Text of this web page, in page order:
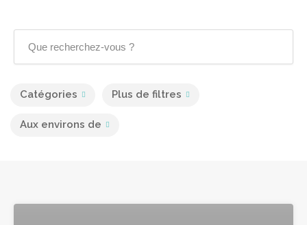
Catégories Plus de filtres
Aux environs de